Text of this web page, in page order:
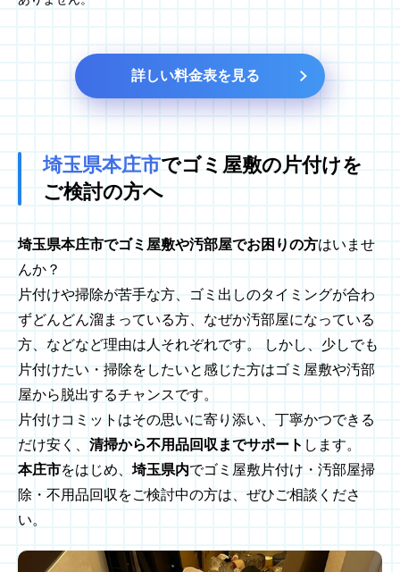
詳しい料金表を見る
埼玉県本庄市でゴミ屋敷の片付けを
ご検討の方へ
埼玉県本庄市でゴミ屋敷や汚部屋でお困りの方はいませ
んか？
片付けや掃除が苦手な方、ゴミ出しのタイミングが合わ
ずどんどん溜まっている方、なぜか汚部屋になっている
方、などなど理由は人それぞれです。 しかし、少しでも
片付けたい・掃除をしたいと感じた方はゴミ屋敷や汚部
屋から脱出するチャンスです。
片付けコミットはその思いに寄り添い、丁寧かつできる
だけ安く、 清掃から不用品回収までサポート します。
本庄市をはじめ、埼玉県内でゴミ屋敷片付け・汚部屋掃
除・不用品回収をご検討中の方は、ぜひご相談くださ
い。